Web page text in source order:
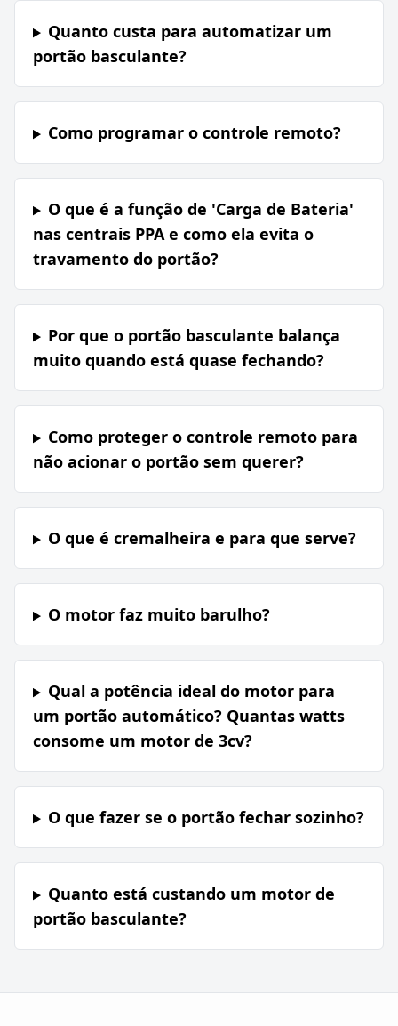
Quanto custa para automatizar um
portão basculante?
Como programar o controle remoto?
O que é a função de 'Carga de Bateria'
nas centrais PPA e como ela evita o
travamento do portão?
Por que o portão basculante balança
muito quando está quase fechando?
Como proteger o controle remoto para
não acionar o portão sem querer?
O que é cremalheira e para que serve?
O motor faz muito barulho?
Qual a potência ideal do motor para
um portão automático? Quantas watts
consome um motor de 3cv?
O que fazer se o portão fechar sozinho?
Quanto está custando um motor de
portão basculante?